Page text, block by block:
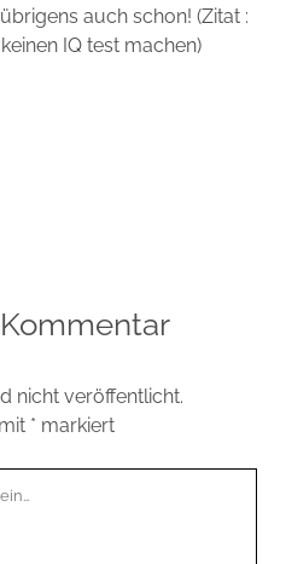
auch schon! (Zitat :
IQ test machen)
nicht veröffentlicht.
* markiert